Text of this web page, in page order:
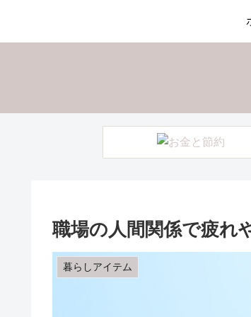
職場の人間関係で疲れ
暮らしアイテム